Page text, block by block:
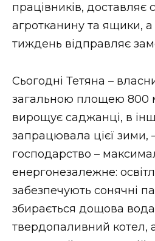
працівників, доставляє
агротканину та ящики, а
тиждень відправляє
Сьогодні Тетяна –
загальною площею 800
вирощує саджанці, в
запрацювала цієї зими, –
господарство –
енергонезалежне:
забезпечують сонячні
збирається дощова
твердопаливний котел,